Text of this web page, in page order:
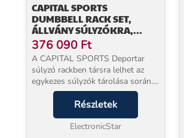
CAPITAL SPORTS
DUMBBELL RACK SET,
ÁLLVÁNY SÚLYZÓKRA,
SZETT, 20 HELY, 10 X PÁR
SÚLYZÓ
376 090 Ft
A CAPITAL SPORTS Deportar
súlyzó rackben társra lelhet az
egykezes súlyzók tárolása során.
A súlyzótartó kizárólag acélból
készült és nagyon stabil, nagy
mennyiségű nehéz súlyzó
tárolására is felkészü...
Részletek
ElectronicStar